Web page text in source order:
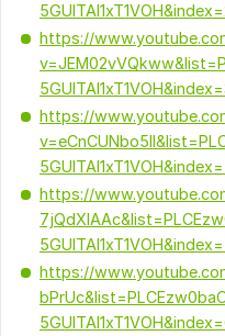
https://
https://
https://
https://